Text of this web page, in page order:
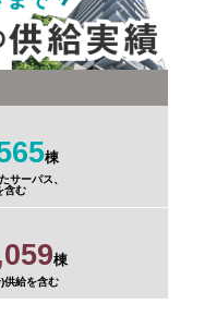
棟
サーパス、
含む
棟
供給を含む